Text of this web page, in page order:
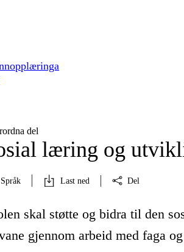
del
læring og
Språk Last ned Del
skal støtte og bidra til den
gjennom arbeid med faga